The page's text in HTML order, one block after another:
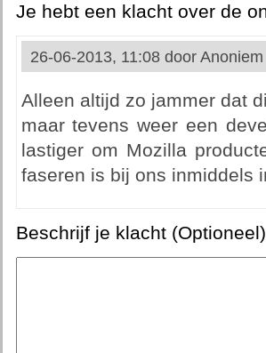
Je hebt een klacht over de
26-06-2013, 11:08 door Anoniem
Alleen altijd zo jammer dat
maar tevens weer een
lastiger om Mozilla
faseren is bij ons inmiddels
Beschrijf je klacht